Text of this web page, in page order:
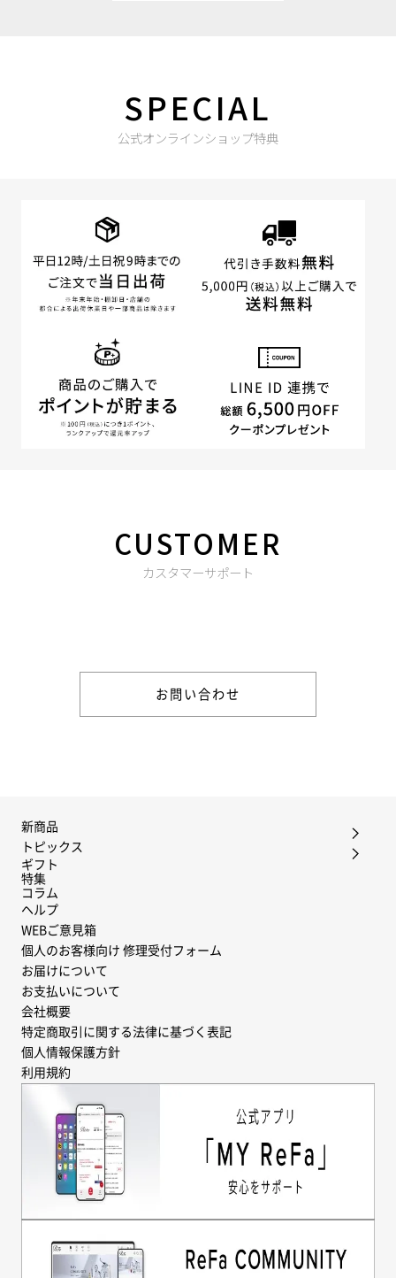
SPECIAL
公式オンラインショップ特典
CUSTOMER
カスタマーサポート
お問い合わせ
新商品
トピックス
ギフト
特集
コラム
ヘルプ
WEBご意見箱
個人のお客様向け 修理受付フォーム
お届けについて
お支払いについて
会社概要
特定商取引に関する法律に基づく表記
個人情報保護方針
利用規約